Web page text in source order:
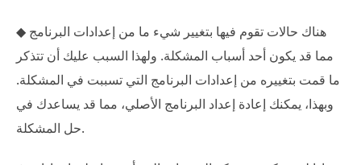
◆ هناك حالات تقوم فيها بتغيير شيء ما من إعدادات البرنامج
مما قد يكون أحد أسباب المشكلة. ولهذا السبب عليك أن تتذكر
ما قمت بتغييره من إعدادات البرنامج التي تسببت في المشكلة.
وبهذا، يمكنك إعادة إعداد البرنامج الأصلي، مما قد يساعدك في
حل المشكلة.